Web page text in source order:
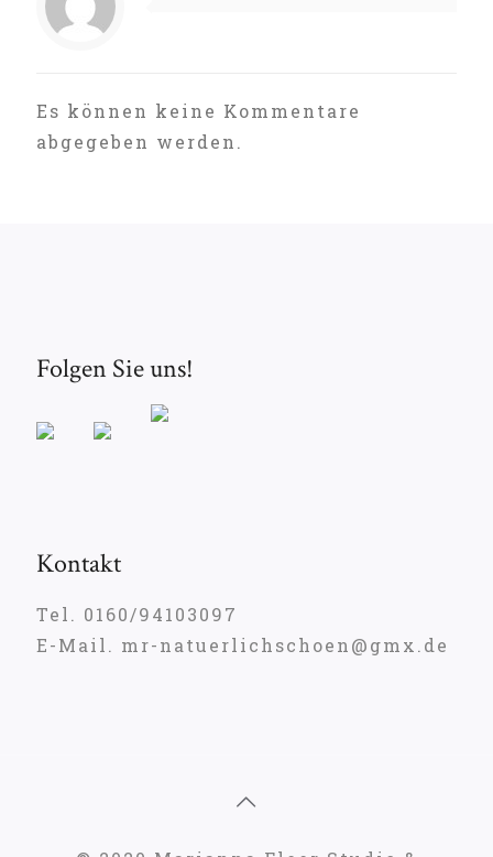
Es können keine Kommentare
abgegeben werden.
Folgen Sie uns!
Kontakt
Tel. 0160/94103097
E-Mail. mr-natuerlichschoen@gmx.de